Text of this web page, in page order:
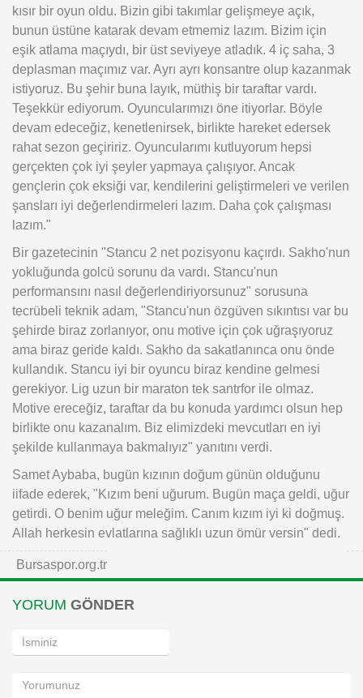
kısır bir oyun oldu. Bizin gibi takımlar gelişmeye açık,
bunun üstüne katarak devam etmemiz lazım. Bizim için
eşik atlama maçıydı, bir üst seviyeye atladık. 4 iç saha, 3
deplasman maçımız var. Ayrı ayrı konsantre olup kazanmak
istiyoruz. Bu şehir buna layık, müthiş bir taraftar vardı.
Teşekkür ediyorum. Oyuncularımızı öne itiyorlar. Böyle
devam edeceğiz, kenetlenirsek, birlikte hareket edersek
rahat sezon geçiririz. Oyuncularımı kutluyorum hepsi
gerçekten çok iyi şeyler yapmaya çalışıyor. Ancak
gençlerin çok eksiği var, kendilerini geliştirmeleri ve verilen
şansları iyi değerlendirmeleri lazım. Daha çok çalışması
lazım."
Bir gazetecinin "Stancu 2 net pozisyonu kaçırdı. Sakho'nun
yokluğunda golcü sorunu da vardı. Stancu'nun
performansını nasıl değerlendiriyorsunuz" sorusuna
tecrübeli teknik adam, "Stancu'nun özgüven sıkıntısı var bu
şehirde biraz zorlanıyor, onu motive için çok uğraşıyoruz
ama biraz geride kaldı. Sakho da sakatlanınca onu önde
kullandık. Stancu iyi bir oyuncu biraz kendine gelmesi
gerekiyor. Lig uzun bir maraton tek santrfor ile olmaz.
Motive ereceğiz, taraftar da bu konuda yardımcı olsun hep
birlikte onu kazanalım. Biz elimizdeki mevcutları en iyi
şekilde kullanmaya bakmalıyız" yanıtını verdi.
Samet Aybaba, bugün kızının doğum günün olduğunu
iifade ederek, "Kızım beni uğurum. Bugün maça geldi, uğur
getirdi. O benim uğur meleğim. Canım kızım iyi ki doğmuş.
Allah herkesin evlatlarına sağlıklı uzun ömür versin" dedi.
Bursaspor.org.tr
YORUM GÖNDER